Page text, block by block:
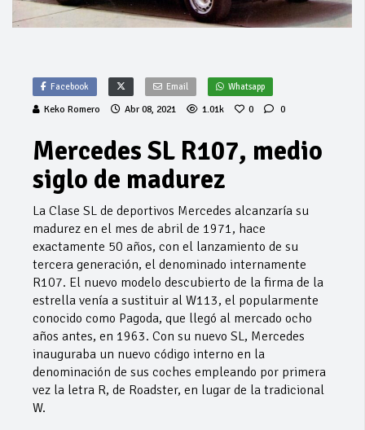
Facebook Email Whatsapp
Keko Romero Abr 08, 2021 1.01k 0 0
Mercedes SL R107, medio
siglo de madurez
La Clase SL de deportivos Mercedes alcanzaría su
madurez en el mes de abril de 1971, hace
exactamente 50 años, con el lanzamiento de su
tercera generación, el denominado internamente
R107. El nuevo modelo descubierto de la firma de la
estrella venía a sustituir al W113, el popularmente
conocido como Pagoda, que llegó al mercado ocho
años antes, en 1963. Con su nuevo SL, Mercedes
inauguraba un nuevo código interno en la
denominación de sus coches empleando por primera
vez la letra R, de Roadster, en lugar de la tradicional
W.